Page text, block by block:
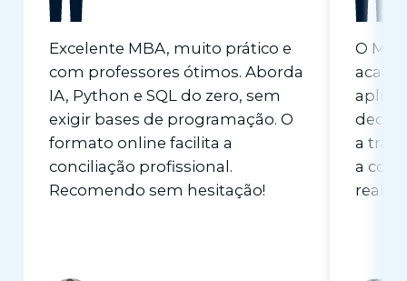
Excelente MBA, muito prático e
com professores ótimos. Aborda
IA, Python e SQL do zero, sem
exigir bases de programação. O
formato online facilita a
conciliação profissional.
Recomendo sem hesitação!
O
a
a
real